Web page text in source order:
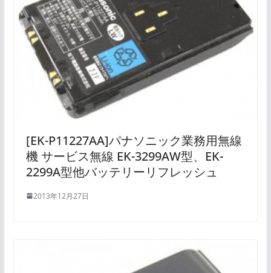
[EK-P11227AA]パナソニック業務用無線
機 サービス無線 EK-3299AW型、EK-
2299A型他バッテリーリフレッシュ
2013年12月27日